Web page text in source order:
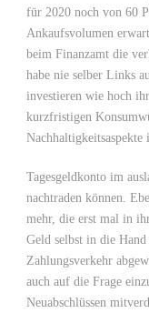
für 2020 noch von 60
Ankaufsvolumen
beim Finanzamt die
habe nie selber Links
investieren wie hoch
kurzfristigen
Nachhaltigkeitsaspekte
Tagesgeldkonto im
nachtraden können.
mehr, die erst mal in
Geld selbst in die
Zahlungsverkehr
auch auf die Frage
Neuabschlüssen